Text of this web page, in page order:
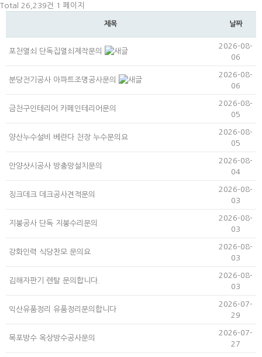
Total 26,239건 1 페이지
제목 날짜
포천열쇠 단독집열쇠제작문의
2026-08-
06
분당전기공사 아파트조명공사문의
2026-08-
06
금천구인테리어 카페인테리어문의
2026-08-
05
양산누수설비 베란다 천장 누수문의요
2026-08-
05
안양샷시공사 방충망설치문의
2026-08-
04
징크데크 데크공사견적문의
2026-08-
03
지붕공사 단독 지붕수리문의
2026-08-
03
강화인력 식당찬모 문의요
2026-08-
03
김해자판기 렌탈 문의합니다.
2026-08-
03
익산유품정리 유품정리문의합니다
2026-07-
29
목포방수 옥상방수공사문의
2026-07-
27